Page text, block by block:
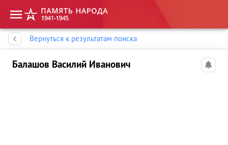
Вернуться к результатам поиска
Балашов Василий Иванович
Память народа